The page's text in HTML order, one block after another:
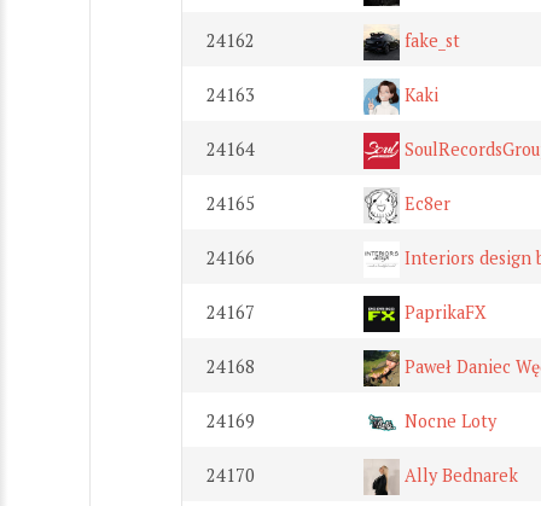
24162 fake_st
24163 Kaki
24164
24165 Ec8er
24166 Interiors design
24167 PaprikaFX
24168 Paweł Daniec
24169 Nocne Loty
24170 Ally Bednarek